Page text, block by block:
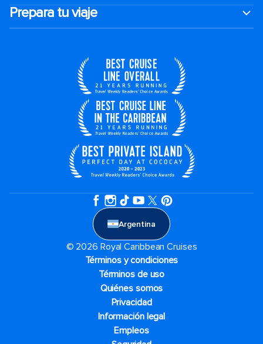
Prepara tu viaje
Argentina
© 2026 Royal Caribbean Cruises
Términos y condiciones
Términos de uso
Quiénes somos
Privacidad
Información legal
Empleos